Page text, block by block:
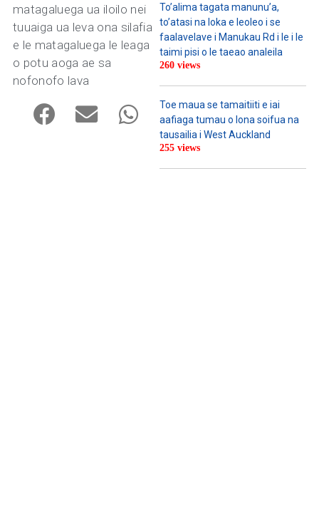
matagaluega ua iloilo nei
tuuaiga ua leva ona silafia
e le matagaluega le leaga
o potu aoga ae sa
nofonofo lava
To’alima tagata manunu’a,
to’atasi na loka e leoleo i se
faalavelave i Manukau Rd i le i le
taimi pisi o le taeao analeila
260 views
Toe maua se tamaitiiti e iai
aafiaga tumau o lona soifua na
tausailia i West Auckland
255 views